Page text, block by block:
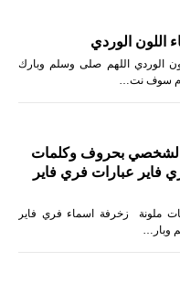
اللون الوردي
الوردي اللهم صلى وسلم وبارك
سوف نت…
الشخصي بحروف وكلمات
فاير عبارات فري فاير
ملونة زخرفة اسماء فري فاير
وبار…